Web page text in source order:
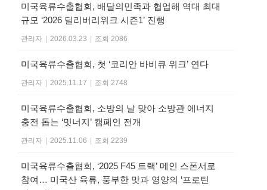
미국육류수출협회, 배달의민족과 협업해 역대 최대
규모 ‘2026 딜리버리위크 시즌1’ 진행
관리자 2026.03.23 조회 2086
미국육류수출협회, 첫 ‘코리안 바비큐 위크’ 연다
관리자 2025.11.17 조회 2748
미국육류수출협회, 소방의 날 맞아 소방관 에너지
충전 돕는 ‘밋너지’ 캠페인 전개
관리자 2025.11.06 조회 2239
미국육류수출협회, ‘2025 F45 트랙’ 메인 스폰서로
참여… 미국산 육류, 풍부한 맛과 영양의 ‘프로틴